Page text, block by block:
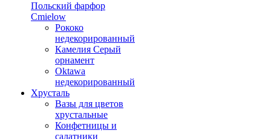
Польский фарфор
Сmielow
Рококо
недекорированный
Камелия Серый
орнамент
Oktawa
недекорированный
Хрусталь
Вазы для цветов
хрустальные
Конфетницы и
салатники